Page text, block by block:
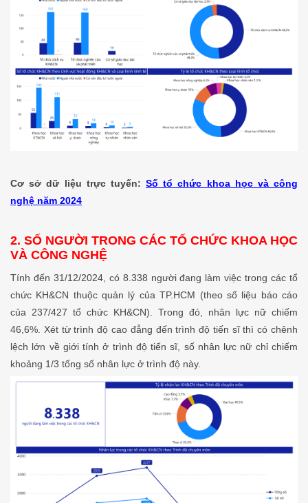
Cơ sở dữ liệu trực tuyến: Số tổ chức khoa học và công
nghệ năm 2024
2. SỐ NGƯỜI TRONG CÁC TỔ CHỨC KHOA HỌC
VÀ CÔNG NGHỆ
Tính đến 31/12/2024, có 8.338 người đang làm việc trong các tổ
chức KH&CN thuộc quản lý của TP.HCM (theo số liệu báo cáo
của 237/427 tổ chức KH&CN). Trong đó, nhân lực nữ chiếm
46,6%. Xét từ trình độ cao đẳng đến trình độ tiến sĩ thì có chênh
lệch lớn về giới tính ở trình độ tiến sĩ, số nhân lực nữ chỉ chiếm
khoảng 1/3 tổng số nhân lực ở trình độ này.